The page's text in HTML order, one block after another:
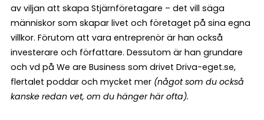
av viljan att skapa Stjärnföretagare – det vill säga
människor som skapar livet och företaget på sina egna
villkor. Förutom att vara entreprenör är han också
investerare och författare. Dessutom är han grundare
och vd på We are Business som drivet Driva-eget.se,
flertalet poddar och mycket mer (något som du också
kanske redan vet, om du hänger här ofta).